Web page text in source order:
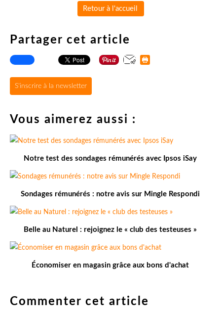
Retour à l'accueil
Partager cet article
S'inscrire à la newsletter
Vous aimerez aussi :
Notre test des sondages rémunérés avec Ipsos iSay
Sondages rémunérés : notre avis sur Mingle Respondi
Belle au Naturel : rejoignez le « club des testeuses »
Économiser en magasin grâce aux bons d'achat
Commenter cet article